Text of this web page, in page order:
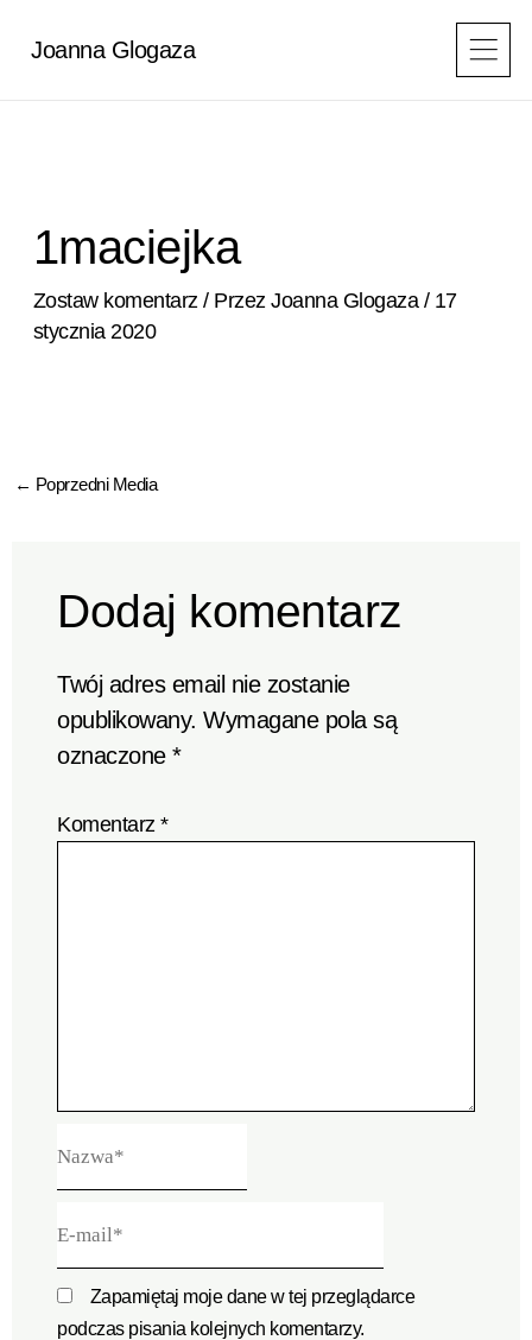
Joanna Glogaza
1maciejka
Zostaw komentarz / PrzezJoanna Glogaza / 17
stycznia 2020
← Poprzedni Media
Dodaj komentarz
Twój adres email nie zostanie
opublikowany. Wymagane pola są
oznaczone*
Komentarz*
mail*
Zapamiętaj moje dane w tej przeglądarce
podczas pisania kolejnych komentarzy.